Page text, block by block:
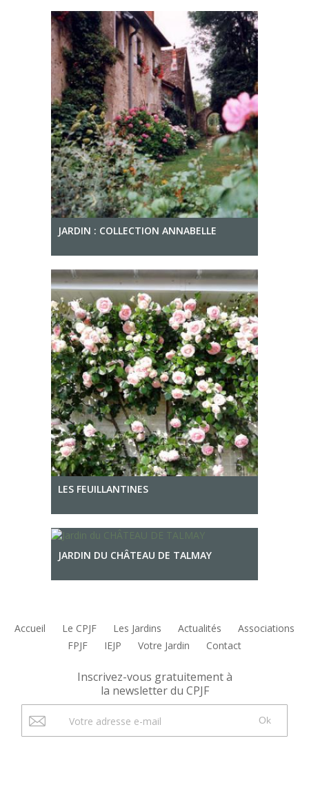
JARDIN : COLLECTION ANNABELLE
LES FEUILLANTINES
JARDIN DU CHÂTEAU DE TALMAY
Accueil Le CPJF Les Jardins Actualités
Associations
FPJF
IEJP Votre Jardin Contact
Inscrivez-vous gratuitement à
la newsletter du CPJF
Ok